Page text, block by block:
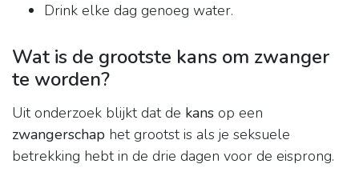
Drink elke dag genoeg water.
Wat is de grootste kans om zwanger
te worden?
Uit onderzoek blijkt dat de kans op een
zwangerschap het grootst is als je seksuele
betrekking hebt in de drie dagen voor de eisprong.